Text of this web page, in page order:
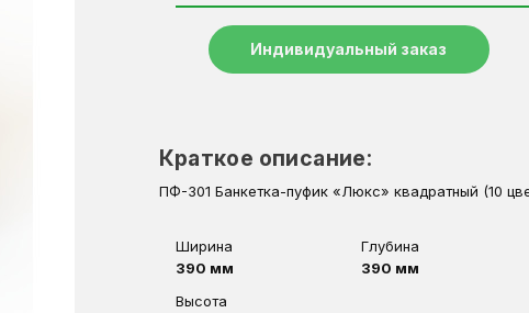
Индивидуальный заказ
Краткое описание:
ПФ-301 Банкетка-пуфик «Люкс» квадратный (10
Ширина
390 мм
Глубина
390 мм
Высота